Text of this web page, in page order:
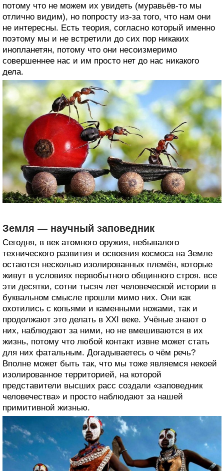
потому что не можем их увидеть (муравьёв-то мы
отлично видим), но попросту из-за того, что нам они
не интересны. Есть теория, согласно который именно
поэтому мы и не встретили до сих пор никаких
инопланетян, потому что они несоизмеримо
совершеннее нас и им просто нет до нас никакого
дела.
Земля — научный заповедник
Сегодня, в век атомного оружия, небывалого
технического развития и освоения космоса на Земле
остаются несколько изолированных племён, которые
живут в условиях первобытного общинного строя. все
эти десятки, сотни тысяч лет человеческой истории в
буквальном смысле прошли мимо них. Они как
охотились с копьями и каменными ножами, так и
продолжают это делать в XXI веке. Учёные знают о
них, наблюдают за ними, но не вмешиваются в их
жизнь, потому что любой контакт извне может стать
для них фатальным. Догадываетесь о чём речь?
Вполне может быть так, что мы тоже являемся некоей
изолированное территорией, на которой
представители высших расс создали «заповедник
человечества» и просто наблюдают за нашей
примитивной жизнью.